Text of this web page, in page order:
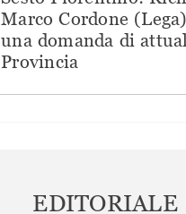
Marco Cordone
una domanda di
Provincia
EDITORIALE